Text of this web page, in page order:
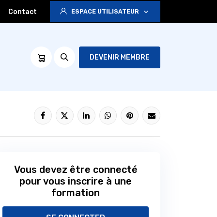
Contact ESPACE UTILISATEUR
DEVENIR MEMBRE
Vous devez être connecté
pour vous inscrire à une
formation